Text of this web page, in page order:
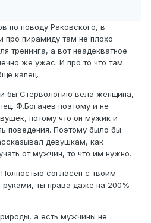
по поводу Раковского, в
про пирамиду там не плохо
тренинга, а вот неадекватное
же ужас. И про то что там
капец.
бы Стервологию вела женщина,
Ф.Богачев поэтому и не
потому что он мужик и
поведения. Поэтому было бы
девушкам, как
от мужчин, то что им нужно.
согласен с твоим
ты права даже на 200%
а есть мужчины не